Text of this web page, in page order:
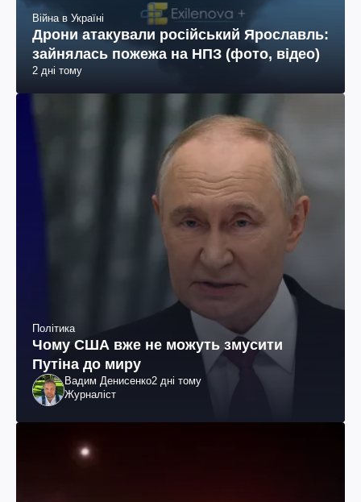
Війна в Україні
Дрони атакували російський Ярославль:
зайнялась пожежа на НПЗ (фото, відео)
2 дні тому
Політика
Чому США вже не можуть змусити
Путіна до миру
Вадим Денисенко2 дні тому
Журналіст